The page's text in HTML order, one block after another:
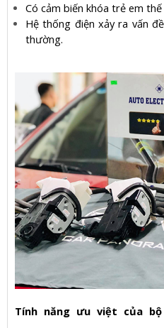
Có cảm biến khóa trẻ em thế
Hệ thống điện xảy ra vấn
thường.
Tính năng ưu việt của